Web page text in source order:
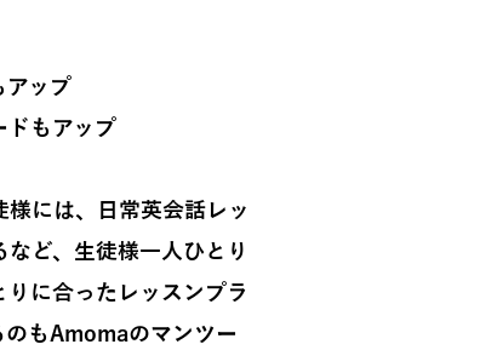
アップ
ドもアップ
には、日常英会話レッ
ど、生徒様一人ひとり
に合ったレッスンプラ
もAmomaのマンツー